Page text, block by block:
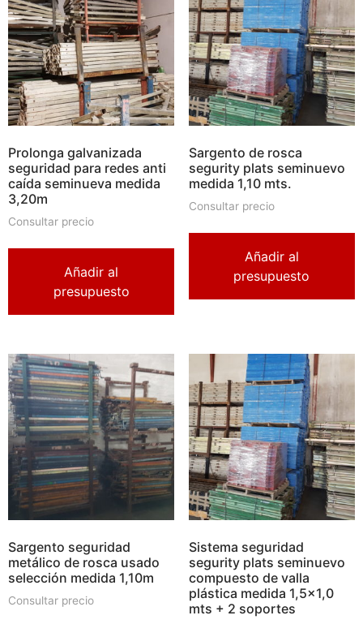
Prolonga galvanizada
seguridad para redes anti
caída seminueva medida
3,20m
Consultar precio
Añadir al
presupuesto
Sargento de rosca
segurity plats seminuevo
medida 1,10 mts.
Consultar precio
Añadir al
presupuesto
Sargento seguridad
metálico de rosca usado
selección medida 1,10m
Consultar precio
Sistema seguridad
segurity plats seminuevo
compuesto de valla
plástica medida 1,5×1,0
mts + 2 soportes